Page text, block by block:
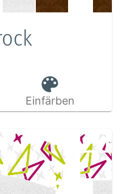
Einfärben